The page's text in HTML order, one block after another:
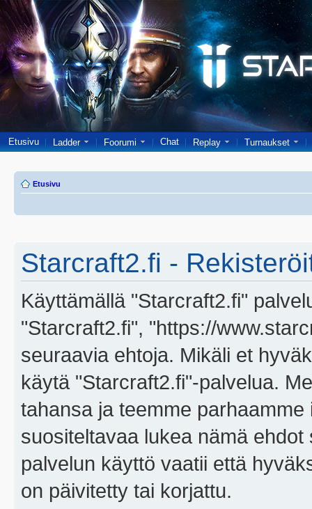
Etusivu Ladder Foorumi Chat Replay Turnaukset
Etusivu
Starcraft2.fi -
Käyttämällä "Starcraft2.fi"
"Starcraft2.fi", "https://
seuraavia ehtoja. Mikäli et
käytä "Starcraft2.fi"-palvelua.
tahansa ja teemme
suositeltavaa lukea nämä
palvelun käyttö vaatii että
on päivitetty tai korjattu.